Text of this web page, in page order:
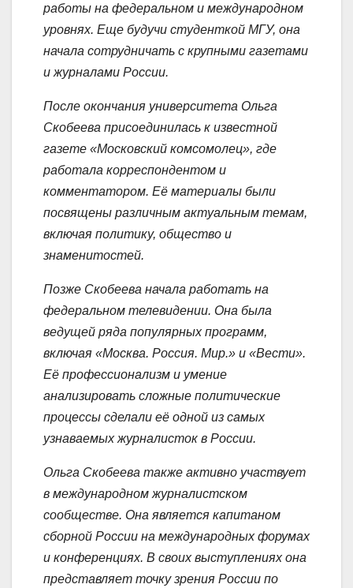
работы на федеральном и международном
уровнях. Еще будучи студенткой МГУ, она
начала сотрудничать с крупными газетами
и журналами России.
После окончания университета Ольга
Скобеева присоединилась к известной
газете «Московский комсомолец», где
работала корреспондентом и
комментатором. Её материалы были
посвящены различным актуальным темам,
включая политику, общество и
знаменитостей.
Позже Скобеева начала работать на
федеральном телевидении. Она была
ведущей ряда популярных программ,
включая «Москва. Россия. Мир.» и «Вести».
Её профессионализм и умение
анализировать сложные политические
процессы сделали её одной из самых
узнаваемых журналисток в России.
Ольга Скобеева также активно участвует
в международном журналистском
сообществе. Она является капитаном
сборной России на международных форумах
и конференциях. В своих выступлениях она
представляет точку зрения России по